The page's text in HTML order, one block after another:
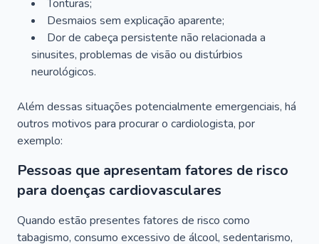
Tonturas;
Desmaios sem explicação aparente;
Dor de cabeça persistente não relacionada a
sinusites, problemas de visão ou distúrbios
neurológicos.
Além dessas situações potencialmente emergenciais, há
outros motivos para procurar o cardiologista, por
exemplo:
Pessoas que apresentam fatores de risco
para doenças cardiovasculares
Quando estão presentes fatores de risco como
tabagismo, consumo excessivo de álcool, sedentarismo,